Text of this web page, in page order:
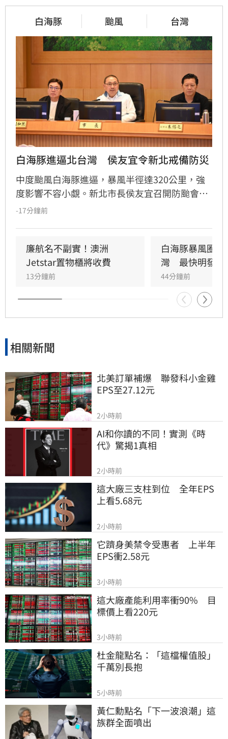
白海豚 颱風 台灣
白海豚進逼北台灣　侯友宜令新北戒備防災
中度颱風白海豚進逼，暴風半徑達320公里，強
度影響不容小覷。新北市長侯友宜召開防颱會
議，要求市府團隊與29區公所全面戒備，針對易
民提前檢查陽台排水、固定招牌，颱風期間避免
前往山區或海邊，並透過新北災訊E點通隨時掌
握最新防災資訊，共同守護城市安全。
-17分鐘前
廉航名不副實！澳洲
Jetstar置物櫃將收費
13分鐘前
白海豚暴風圈
灣　最快明發海
44分鐘前
相關新聞
北美訂單補爆　聯發科小金雞
EPS至27.12元
2小時前
AI和你讀的不同！實測《時
代》驚揭1真相
2小時前
這大廠三支柱到位　全年EPS
上看5.68元
2小時前
它躋身美禁令受惠者　上半年
EPS衝2.58元
3小時前
這大廠產能利用率衝90%　目
標價上看220元
3小時前
杜金龍點名：「這檔權值股」
千萬別長抱
5小時前
黃仁勳點名「下一波浪潮」這
族群全面噴出